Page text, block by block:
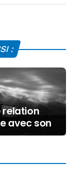
vus à
sur
:
relation
avec son
de